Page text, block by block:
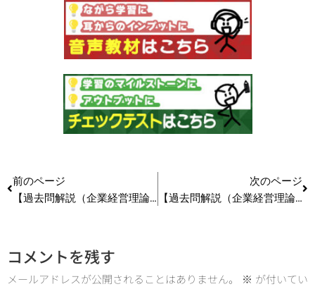
前のページ
【過去問解説（企業経営理論）】H28 第28問 関係性（リレーションシップ）マーケティング
次のページ
【過去問解説（企業経営理論）】H29 第11問 製品のイノベーション
コメントを残す
メールアドレスが公開されることはありません。 ※ が付いてい